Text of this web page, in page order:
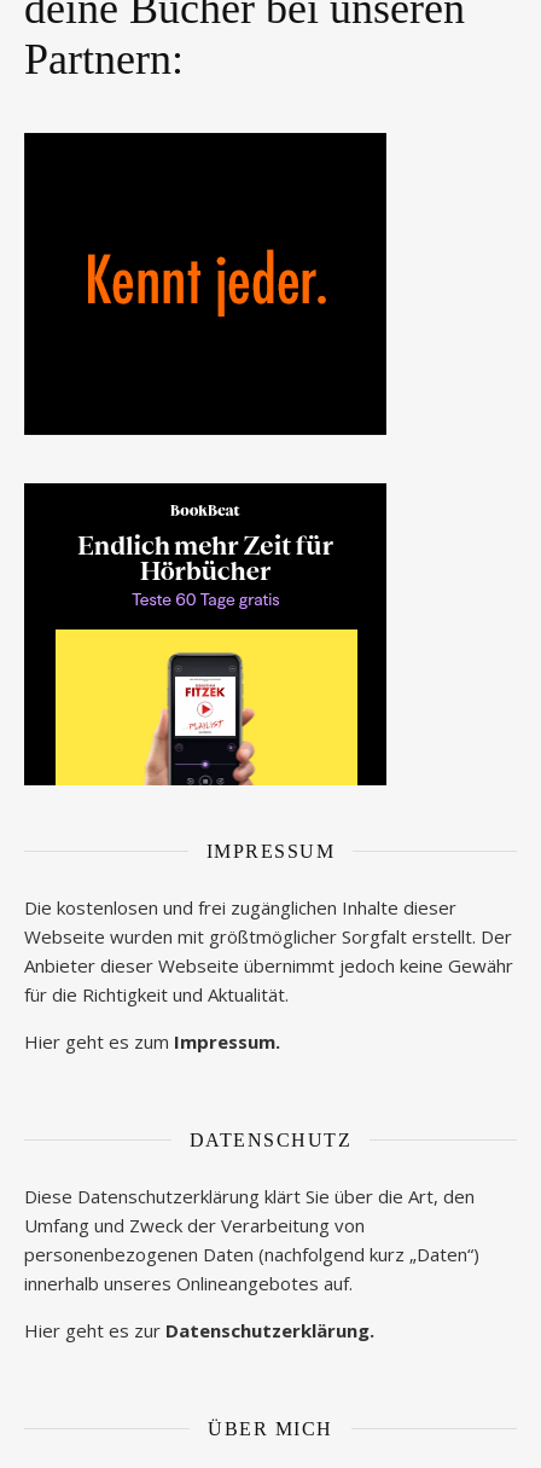
Partnern:
IMPRESSUM
Die kostenlosen und frei zugänglichen Inhalte dieser
Webseite wurden mit größtmöglicher Sorgfalt erstellt. Der
Anbieter dieser Webseite übernimmt jedoch keine Gewähr
für die Richtigkeit und Aktualität.
Hier geht es zum Impressum.
DATENSCHUTZ
Diese Datenschutzerklärung klärt Sie über die Art, den
Umfang und Zweck der Verarbeitung von
personenbezogenen Daten (nachfolgend kurz „Daten“)
innerhalb unseres Onlineangebotes auf.
Hier geht es zur Datenschutzerklärung.
ÜBER MICH